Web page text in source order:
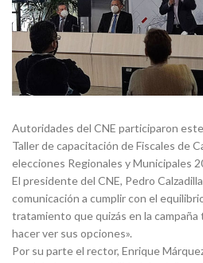
Autoridades del CNE participaron
Taller de capacitación de Fiscales de
elecciones Regionales y Municipales
El presidente del CNE, Pedro
comunicación a cumplir con el
tratamiento que quizás en la
hacer ver sus opciones».
Por su parte el rector, Enrique